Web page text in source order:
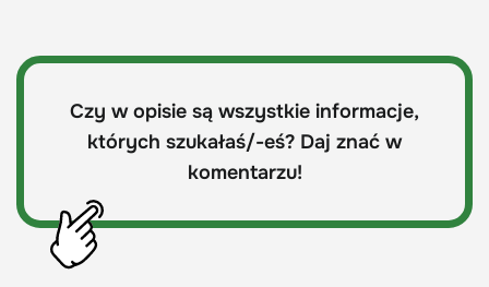
Czy w opisie są wszystkie informacje,
których szukałaś/-eś? Daj znać w
komentarzu!